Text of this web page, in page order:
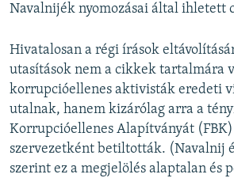
Navalnijék nyomozásai által ihletett
Hivatalosan a régi írások
utasítások nem a cikkek tartalmára
korrupcióellenes aktivisták eredeti
utalnak, hanem kizárólag arra a
Korrupcióellenes Alapítványát (FBK)
szervezetként betiltották. (Navalnij
szerint ez a megjelölés alaptalan és